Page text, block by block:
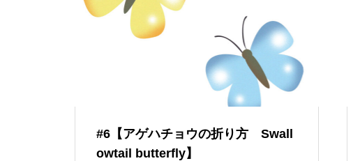
#6【アゲハチョウの折り方 Swall
owtail butterfly】